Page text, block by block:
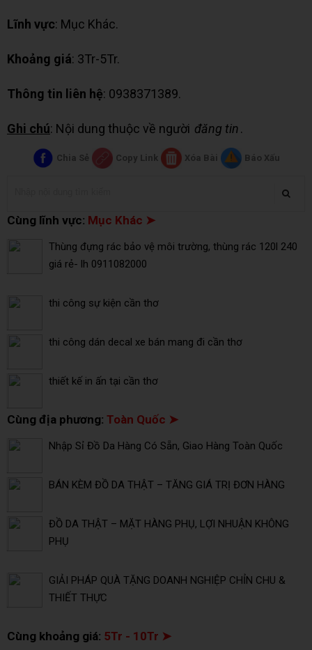
Lĩnh vực: Mục Khác.
Khoảng giá: 3Tr-5Tr.
Thông tin liên hệ: 0938371389.
Ghi chú: Nội dung thuộc về người đăng tin.
Chia Sẻ Copy Link Xóa Bài Báo Xấu
Cùng lĩnh vực: Mục Khác ➤
Thùng đựng rác bảo vệ môi trường, thùng rác 120l 240
giá rẻ- lh 0911082000
thi công sự kiện cần thơ
thi công dán decal xe bán mang đi cần thơ
thiết kế in ấn tại cần thơ
Cùng địa phương: Toàn Quốc ➤
Nhập Sỉ Đồ Da Hàng Có Sẵn, Giao Hàng Toàn Quốc
BÁN KÈM ĐỒ DA THẬT – TĂNG GIÁ TRỊ ĐƠN HÀNG
ĐỒ DA THẬT – MẶT HÀNG PHỤ, LỢI NHUẬN KHÔNG
PHỤ
GIẢI PHÁP QUÀ TẶNG DOANH NGHIỆP CHỈN CHU &
THIẾT THỰC
Cùng khoảng giá: 5Tr - 10Tr ➤